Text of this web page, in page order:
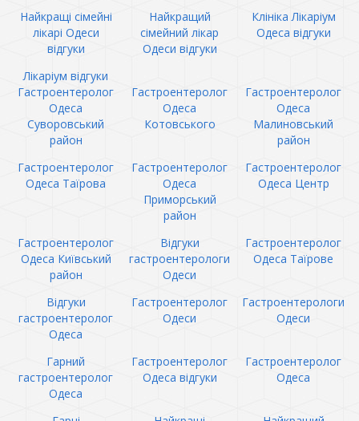
Найкращі сімейні
лікарі Одеси
відгуки
Найкращий
сімейний лікар
Одеси відгуки
Клініка Лікаріум
Одеса відгуки
Лікаріум відгуки
Гастроентеролог
Одеса
Суворовський
район
Гастроентеролог
Одеса
Котовського
Гастроентеролог
Одеса
Малиновський
район
Гастроентеролог
Одеса Таїрова
Гастроентеролог
Одеса
Приморський
район
Гастроентеролог
Одеса Центр
Гастроентеролог
Одеса Київський
район
Відгуки
гастроентерологи
Одеси
Гастроентеролог
Одеса Таїрове
Відгуки
гастроентеролог
Одеса
Гастроентеролог
Одеси
Гастроентерологи
Одеси
Гарний
гастроентеролог
Одеса
Гастроентеролог
Одеса відгуки
Гастроентеролог
Одеса